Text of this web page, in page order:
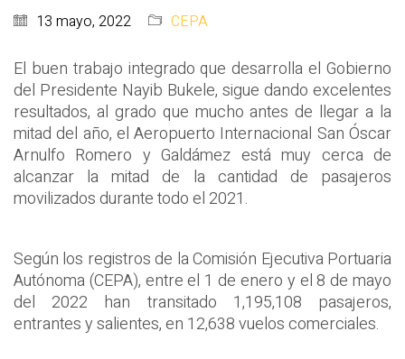
13 mayo, 2022 CEPA
El buen trabajo integrado que desarrolla el Gobierno
del Presidente Nayib Bukele, sigue dando excelentes
resultados, al grado que mucho antes de llegar a la
mitad del año, el Aeropuerto Internacional San Óscar
Arnulfo Romero y Galdámez está muy cerca de
alcanzar la mitad de la cantidad de pasajeros
movilizados durante todo el 2021.
Según los registros de la Comisión Ejecutiva Portuaria
Autónoma (CEPA), entre el 1 de enero y el 8 de mayo
del 2022 han transitado 1,195,108 pasajeros,
entrantes y salientes, en 12,638 vuelos comerciales.